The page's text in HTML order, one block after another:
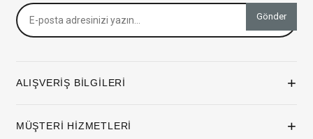
Gönder
ALIŞVERİŞ BİLGİLERİ +
MÜŞTERİ HİZMETLERİ +